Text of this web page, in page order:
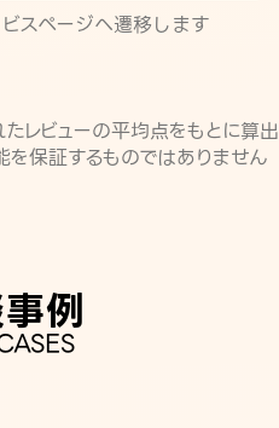
スページへ遷移します
ビューの平均点をもとに算出
保証するものではありません
例